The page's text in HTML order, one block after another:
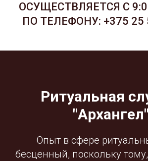
ОСУЩЕСТВЛЯЕТСЯ С
ПО ТЕЛЕФОНУ: +375 25
Ритуальная
"Архангел"
Опыт в сфере
бесценный, поскольку